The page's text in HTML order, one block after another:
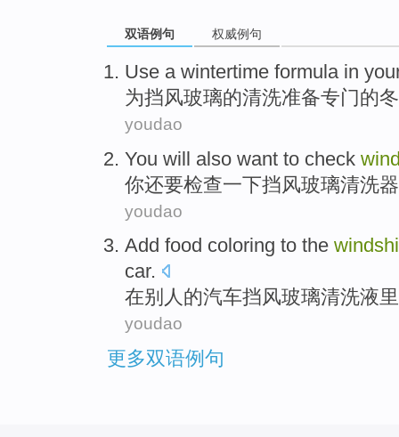
双语例句 权威例句
Use a wintertime formula in
为挡风玻璃的清洗准备专门的
youdao
You will also want to check
你还要检查一下挡风玻璃清洗器
youdao
Add food coloring to the
car.
在别人的汽车挡风玻璃清洗液里
youdao
更多双语例句